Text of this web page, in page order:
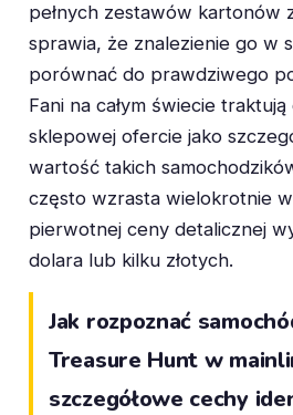
pełnych zestawów kartonów
sprawia, że znalezienie go w
porównać do prawdziwego
Fani na całym świecie
sklepowej ofercie jako
wartość takich
często wzrasta wielokrotnie
pierwotnej ceny detalicznej
dolara lub kilku złotych.
Jak rozpoznać
Treasure Hunt w
szczegółowe cechy